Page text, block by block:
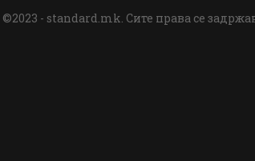
©2023 - standard.mk. Сите права се